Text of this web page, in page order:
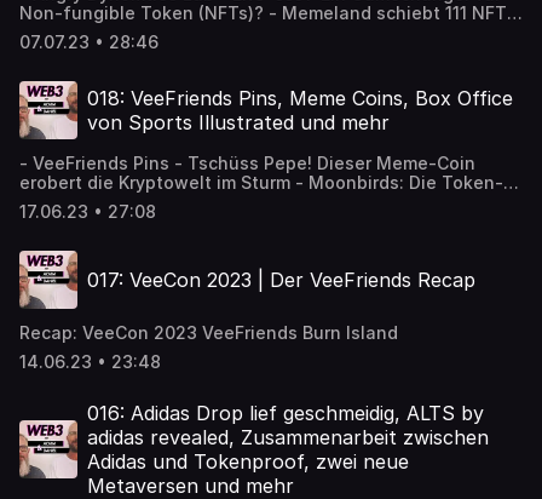
Non-fungible Token (NFTs)? - Memeland schiebt 111 NFTs
zu Bitcoin - ALL IN NFT IRL Event in Stuttgart - Azuki
sammelt sich nach dem misslungenen Elementals Mint -
kündigt NFT-Kooperation mit Fortnite an - So funktioniert
die neue Lufthansa-Meilensammler-App Uptrip - Polygon
Blockchain jetzt mit Telekom Infrastruktur - HV-MTL Forge
07.07.23 • 28:46
018: VeeFriends Pins, Meme Coins, Box Office
von Sports Illustrated und mehr
- VeeFriends Pins - Tschüss Pepe! Dieser Meme-Coin
erobert die Kryptowelt im Sturm - Moonbirds: Die Token-
Gated Playlists auf Spotify mit NFTs - Box Office von
Sports Illustrated: Die Zukunft für Tickets ist da - Ledger
- Wie ein deutsches Museum versehentlich den Zugang
zu zwei CryptoPunks verlor - Die ALL IN NFT Talk Show #11
- Du kannst jetzt Stepn NFTs auf iOS kaufen - aber musst
17.06.23 • 27:08
017: VeeCon 2023 | Der VeeFriends Recap
Recap: VeeCon 2023 VeeFriends Burn Island
14.06.23 • 23:48
016: Adidas Drop lief geschmeidig, ALTS by
adidas revealed, Zusammenarbeit zwischen
Adidas und Tokenproof, zwei neue
Metaversen und mehr